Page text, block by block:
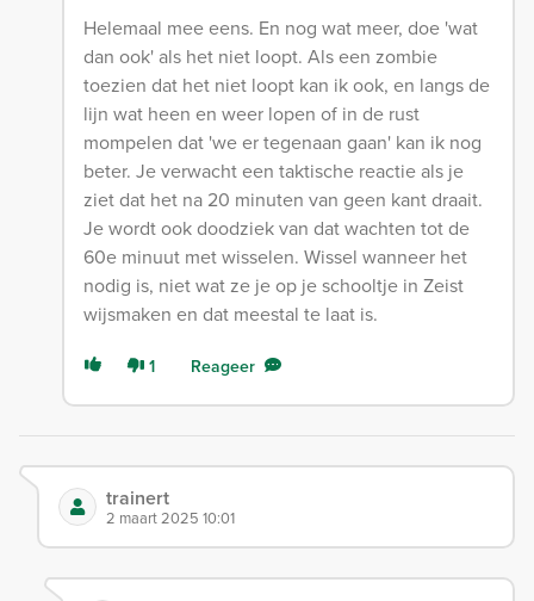
Helemaal mee eens. En nog wat meer, doe 'wat
dan ook' als het niet loopt. Als een zombie
toezien dat het niet loopt kan ik ook, en langs de
lijn wat heen en weer lopen of in de rust
mompelen dat 'we er tegenaan gaan' kan ik nog
beter. Je verwacht een taktische reactie als je
ziet dat het na 20 minuten van geen kant draait.
Je wordt ook doodziek van dat wachten tot de
60e minuut met wisselen. Wissel wanneer het
nodig is, niet wat ze je op je schooltje in Zeist
wijsmaken en dat meestal te laat is.
1 Reageer
trainert
2 maart 2025 10:01